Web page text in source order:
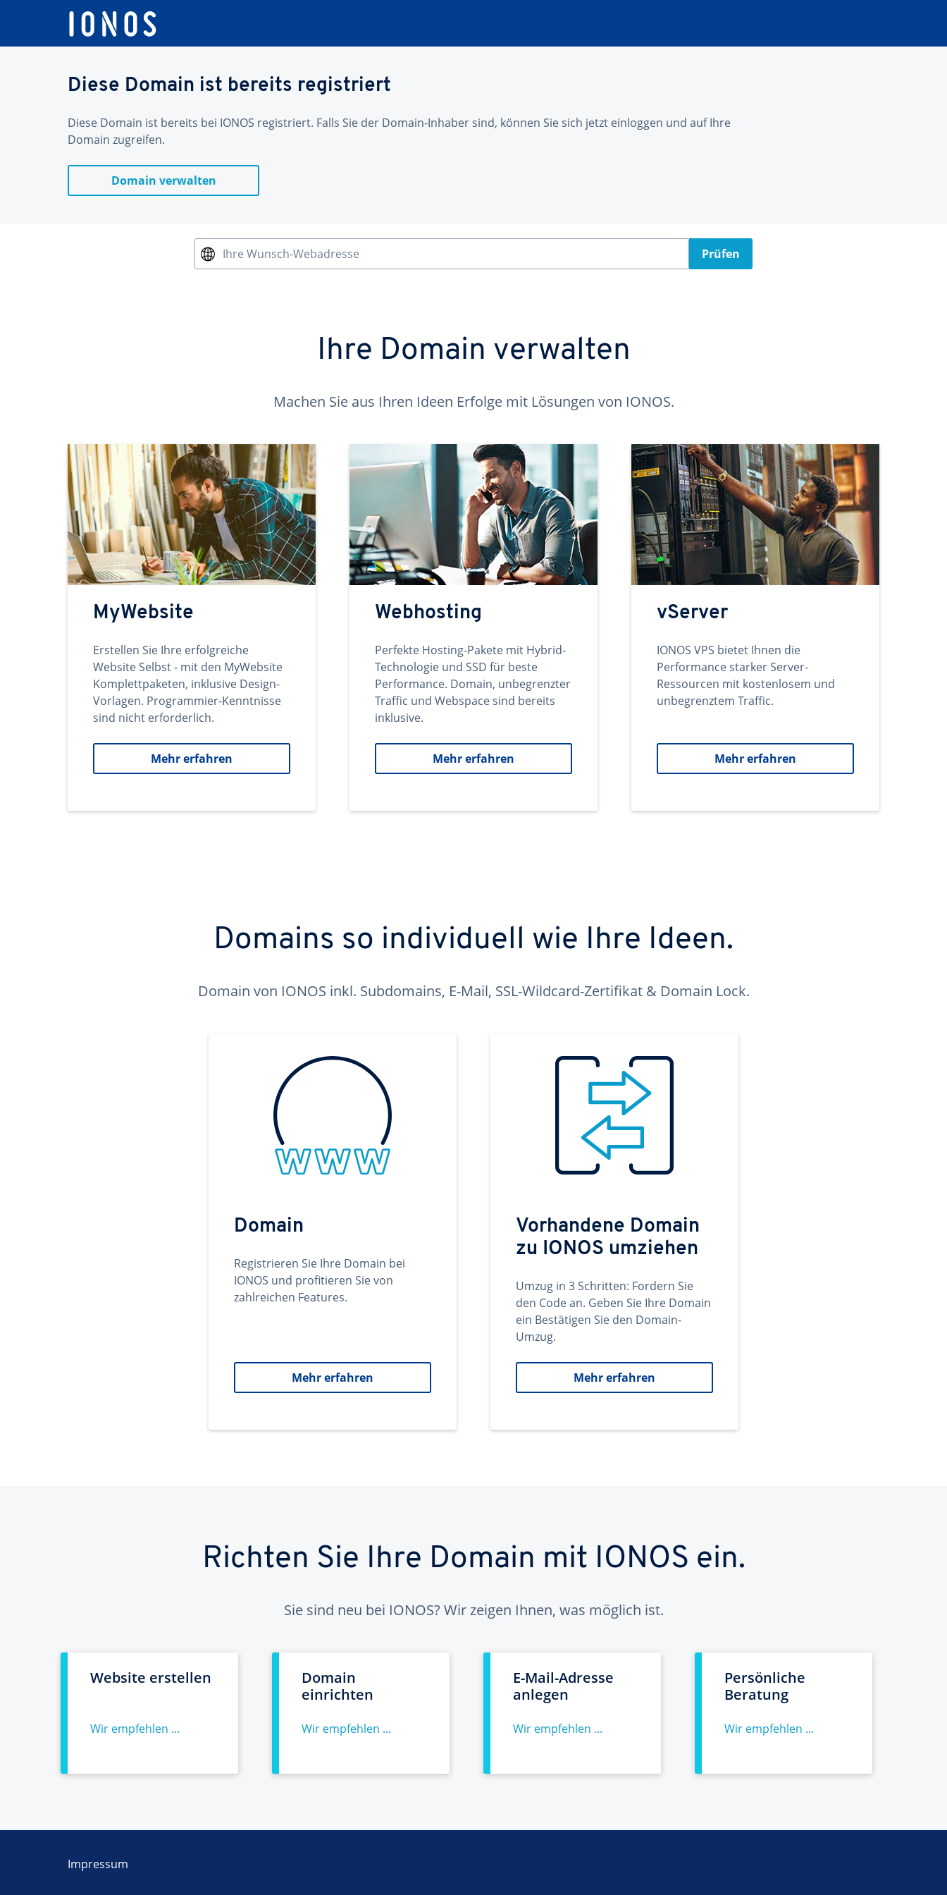
Diese Domain ist bereits registriert
Diese Domain ist bereits bei IONOS registriert. Falls Sie der Domain-Inhaber sind, können Sie sich jetzt einloggen und auf Ihre
Domain zugreifen.
Domain verwalten
Ihre Wunsch-Webadresse Prüfen
Ihre Domain verwalten
Machen Sie aus Ihren Ideen Erfolge mit Lösungen von IONOS.
MyWebsite
Erstellen Sie Ihre erfolgreiche
Website Selbst - mit den MyWebsite
Komplettpaketen, inklusive Design-
Vorlagen. Programmier-Kenntnisse
sind nicht erforderlich.
Mehr erfahren
Webhosting
Perfekte Hosting-Pakete mit Hybrid-
Technologie und SSD für beste
Performance. Domain, unbegrenzter
Traffic und Webspace sind bereits
inklusive.
Mehr erfahren
vServer
IONOS VPS bietet Ihnen die
Performance starker Server-
Ressourcen mit kostenlosem und
unbegrenztem Traffic.
Mehr erfahren
Domains so individuell wie Ihre Ideen.
Domain von IONOS inkl. Subdomains, E-Mail, SSL-Wildcard-Zertifikat & Domain Lock.
Domain
Registrieren Sie Ihre Domain bei
IONOS und profitieren Sie von
zahlreichen Features.
Mehr erfahren
Vorhandene Domain
zu IONOS umziehen
Umzug in 3 Schritten: Fordern Sie
den Code an. Geben Sie Ihre Domain
ein Bestätigen Sie den Domain-
Umzug.
Mehr erfahren
Richten Sie Ihre Domain mit IONOS ein.
Sie sind neu bei IONOS? Wir zeigen Ihnen, was möglich ist.
Website erstellen
Wir empfehlen ...
Domain
einrichten
Wir empfehlen ...
E-Mail-Adresse
anlegen
Wir empfehlen ...
Persönliche
Beratung
Wir empfehlen ...
Impressum